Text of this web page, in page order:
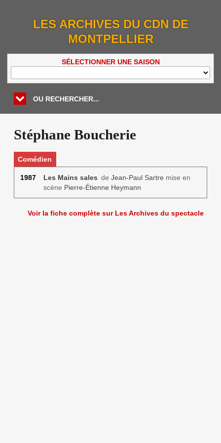
LES ARCHIVES DU CDN DE
MONTPELLIER
SÉLECTIONNER UNE SAISON
OU RECHERCHER...
Stéphane Boucherie
Comédien
1987 Les Mains sales de Jean-Paul Sartre mise en
scène Pierre-Étienne Heymann
Voir la fiche complète sur Les Archives du spectacle